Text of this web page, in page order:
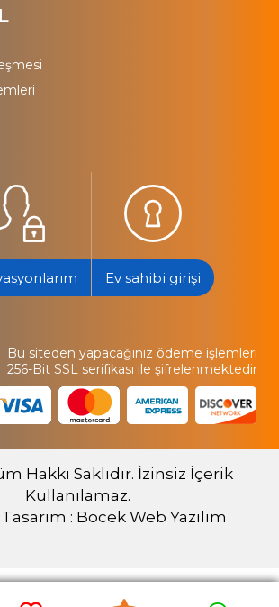
Ev sahibi girişi
Bu siteden yapacağınız ödeme işlemleri
256-Bit SSL serifikası ile şifrelenmektedir
Hakkı Saklıdır. İzinsiz İçerik
Kullanılamaz.
Tasarım : Böcek Web Yazılım